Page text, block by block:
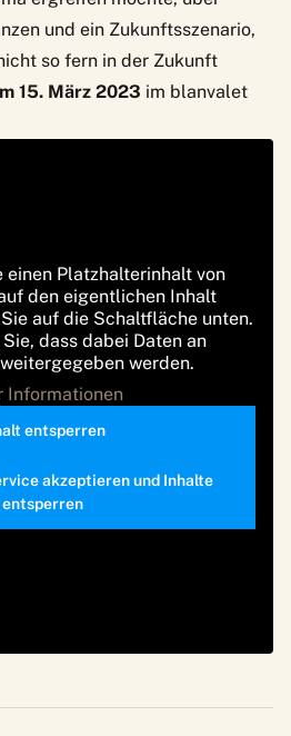
und ein Zukunftsszenario,
so fern in der Zukunft
15. März 2023 im blanvalet
einen Platzhalterinhalt von
den eigentlichen Inhalt
auf die Schaltfläche unten.
dass dabei Daten an
werden.
Informationen
entsperren
akzeptieren und Inhalte
entsperren